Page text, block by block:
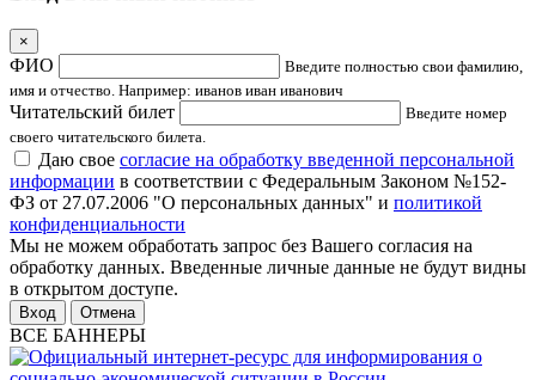
×
ФИО
Введите полностью свои фамилию,
имя и отчество. Например: иванов иван иванович
Читательский билет
Введите номер
своего читательского билета.
Даю свое согласие на обработку введенной персональной
информации в соответствии с Федеральным Законом №152-
ФЗ от 27.07.2006 "О персональных данных" и политикой
конфиденциальности
Мы не можем обработать запрос без Вашего согласия на
обработку данных. Введенные личные данные не будут видны
в открытом доступе.
Отмена
ВСЕ БАННЕРЫ